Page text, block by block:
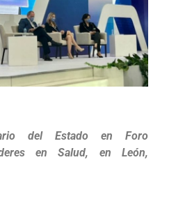
del Estado en Foro
en Salud, en León,